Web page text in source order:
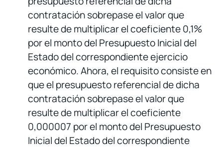
contratación sobrepase el valor que
resulte de multiplicar el coeficiente 0,1%
por el monto del Presupuesto Inicial del
Estado del correspondiente ejercicio
económico. Ahora, el requisito consiste en
que el presupuesto referencial de dicha
contratación sobrepase el valor que
resulte de multiplicar el coeficiente
0,000007 por el monto del Presupuesto
Inicial del Estado del correspondiente